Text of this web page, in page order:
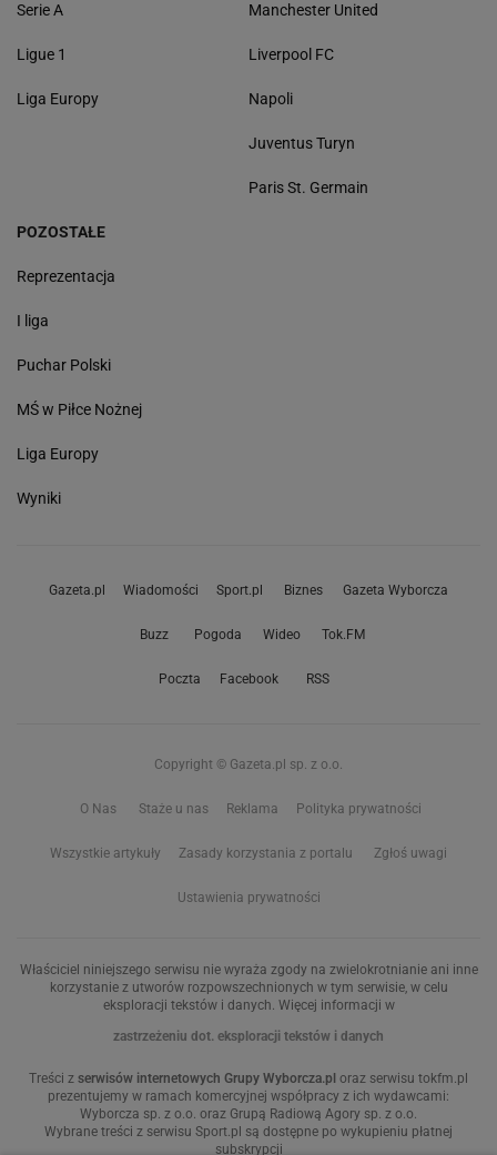
Serie A
Ligue 1
Liga Europy
Manchester United
Liverpool FC
Napoli
Juventus Turyn
Paris St. Germain
POZOSTAŁE
Reprezentacja
I liga
Puchar Polski
MŚ w Piłce Nożnej
Liga Europy
Wyniki
Gazeta.pl Wiadomości Sport.pl Biznes Gazeta Wyborcza
Buzz Pogoda Wideo Tok.FM
Poczta Facebook RSS
Copyright © Gazeta.pl sp. z o.o.
O Nas Staże u nas Reklama Polityka prywatności
Wszystkie artykuły Zasady korzystania z portalu Zgłoś uwagi
Ustawienia prywatności
Właściciel niniejszego serwisu nie wyraża zgody na zwielokrotnianie ani inne
korzystanie z utworów rozpowszechnionych w tym serwisie, w celu
eksploracji tekstów i danych. Więcej informacji w
zastrzeżeniu dot. eksploracji tekstów i danych
Treści z serwisów internetowych Grupy Wyborcza.pl oraz serwisu tokfm.pl
prezentujemy w ramach komercyjnej współpracy z ich wydawcami:
Wyborcza sp. z o.o. oraz Grupą Radiową Agory sp. z o.o.
Wybrane treści z serwisu Sport.pl są dostępne po wykupieniu płatnej
subskrypcji